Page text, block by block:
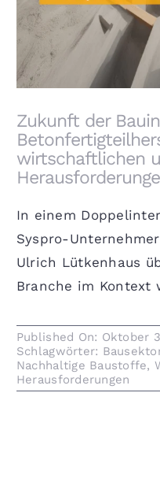
Zukunft der
wirtschaftlichen
In einem
Syspro-
Ulrich Lütkenhaus
Branche im Kontext
Published On: Oktober
Schlagwörter:
Nachhaltige Baustoffe,
Herausforderungen